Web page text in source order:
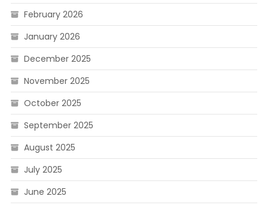
February 2026
January 2026
December 2025
November 2025
October 2025
September 2025
August 2025
July 2025
June 2025